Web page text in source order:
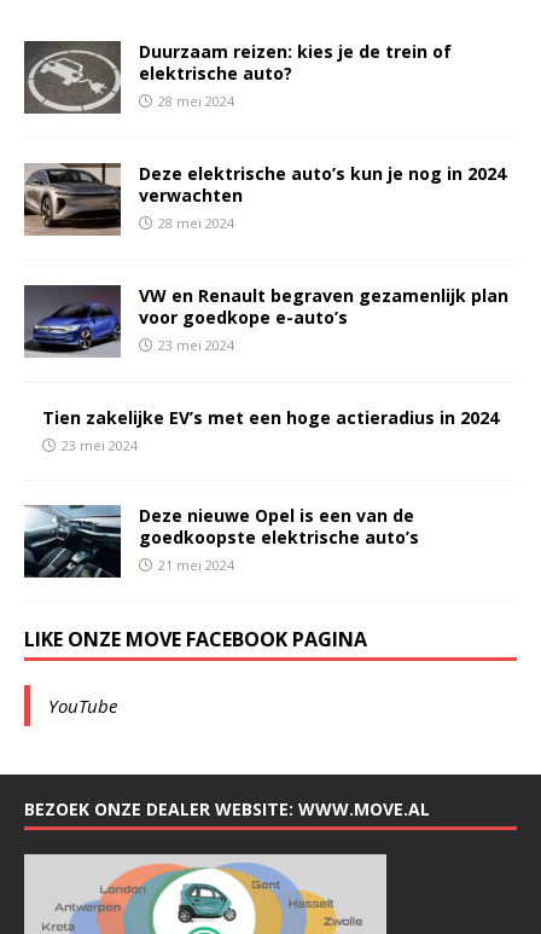
Duurzaam reizen: kies je de trein of
elektrische auto?
28 mei 2024
Deze elektrische auto’s kun je nog in 2024
verwachten
28 mei 2024
VW en Renault begraven gezamenlijk plan
voor goedkope e-auto’s
23 mei 2024
Tien zakelijke EV’s met een hoge actieradius in 2024
23 mei 2024
Deze nieuwe Opel is een van de
goedkoopste elektrische auto’s
21 mei 2024
LIKE ONZE MOVE FACEBOOK PAGINA
YouTube
BEZOEK ONZE DEALER WEBSITE: WWW.MOVE.AL